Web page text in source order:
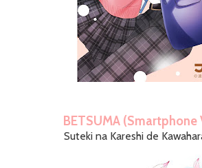
BETSUMA (Smartphone
Suteki na Kareshi de